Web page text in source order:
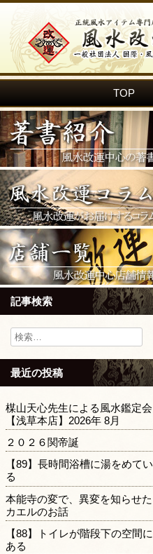
TOP
記事検索
検
索:
最近の投稿
楳山天心先生による風水鑑定会
【浅草本店】2026年 8月
２０２６関帝誕
【89】長時間浴槽に湯をめてい
る
本能寺の変で、異変を知らせた
カエルのお話
【88】トイレが階段下の空間に
ある